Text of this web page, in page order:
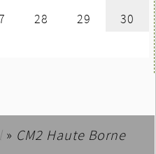
» CM2 Haute Borne